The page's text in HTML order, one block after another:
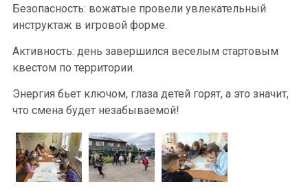
Безопасность: вожатые провели увлекательный
инструктаж в игровой форме.
Активность: день завершился веселым стартовым
квестом по территории.
Энергия бьет ключом, глаза детей горят, а это значит,
что смена будет незабываемой!